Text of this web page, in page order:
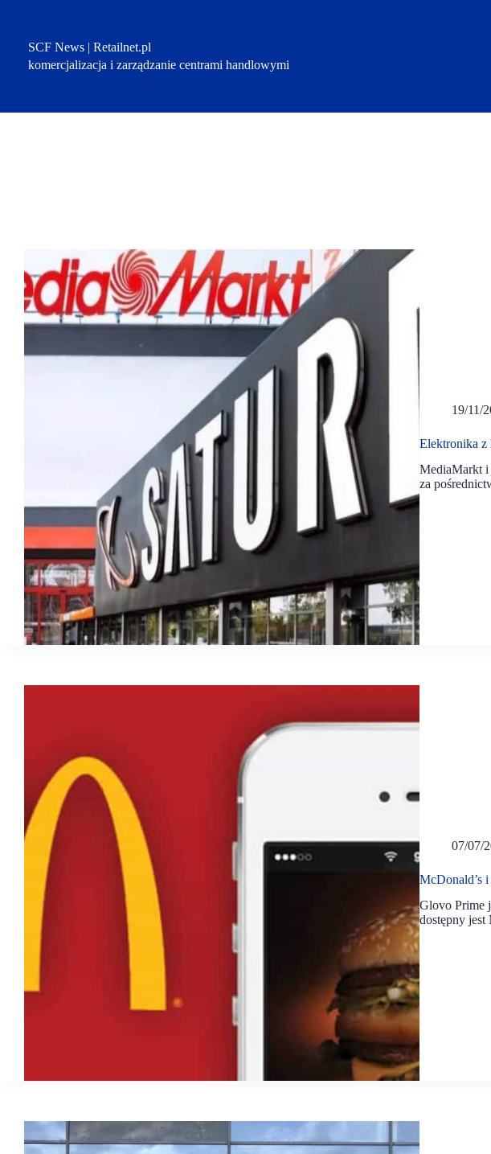
SCF News | Retailnet.pl
komercjalizacja i zarządzanie centrami handlowymi
19/11/
Elektronika z
MediaMarkt i
za
07/07/
McDonald’s
Glovo Prime
dostępny jest